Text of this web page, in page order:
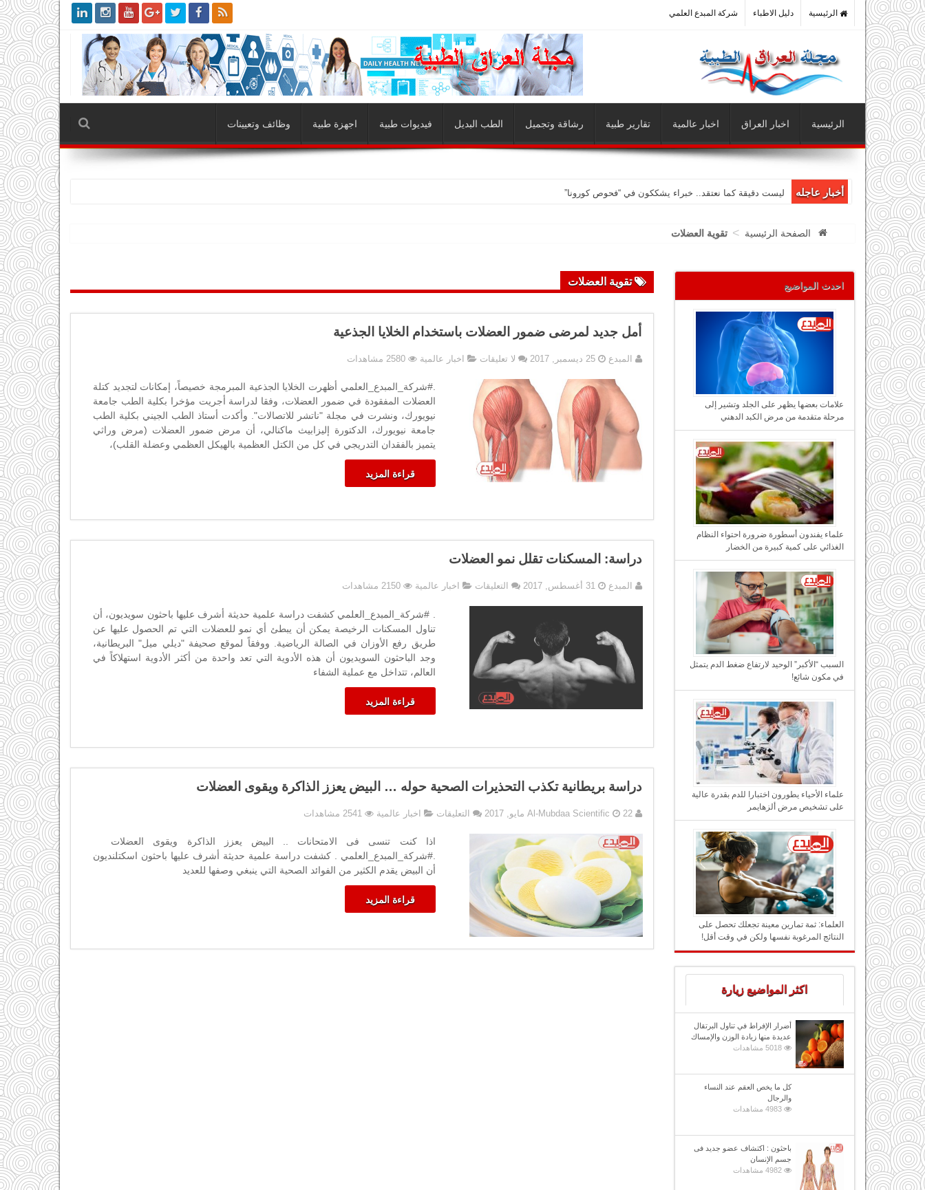
الرئيسية دليل الاطباء شركة المبدع العلمي
الرئيسية اخبار العراق اخبار عالمية تقارير طبية رشاقة وتجميل الطب البديل فيديوات طبية اجهزة طبية وظائف وتعيينات
أخبار عاجله ليست دقيقة كما نعتقد.. خبراء يشككون في “فحوص كورونا”
الصفحة الرئيسية > تقوية العضلات
تقوية العضلات
أمل جديد لمرضى ضمور العضلات باستخدام الخلايا الجذعية
المبدع 25 ديسمبر, 2017 لا تعليقات اخبار عالمية 2580 مشاهدات
.#شركة_المبدع_العلمي أظهرت الخلايا الجذعية المبرمجة خصيصاً، إمكانات لتجديد كتلة
العضلات المفقودة في ضمور العضلات، وفقا لدراسة أجريت مؤخرا بكلية الطب جامعة
نيويورك، ونشرت في مجلة "ناتشر للاتصالات". وأكدت أستاذ الطب الجيني بكلية الطب
جامعة نيويورك، الدكتورة إليزابيث ماكنالي، أن مرض ضمور العضلات (مرض وراثي
يتميز بالفقدان التدريجي في كل من الكتل العظمية بالهيكل العظمي وعضلة القلب)،
قراءة المزيد
دراسة: المسكنات تقلل نمو العضلات
المبدع 31 أغسطس, 2017 التعليقاتعلىاخبار عالمية 2150 مشاهدات
. #شركة_المبدع_العلمي كشفت دراسة علمية حديثة أشرف عليها باحثون سويديون، أن
تناول المسكنات الرخيصة يمكن أن يبطئ أي نمو للعضلات التي تم الحصول عليها عن
طريق رفع الأوزان في الصالة الرياضية. ووفقاً لموقع صحيفة "ديلي ميل" البريطانية،
وجد الباحثون السويديون أن هذه الأدوية التي تعد واحدة من أكثر الأدوية استهلاكاً في
العالم، تتداخل مع عملية الشفاء
قراءة المزيد
دراسة بريطانية تكذب التحذيرات الصحية حوله … البيض يعزز الذاكرة ويقوى العضلات
Al-Mubdaa Scientific 22 مايو, 2017 التعليقاتعلى
بريطانية
تكذب
التحذيرات
الصحية
اخبار عالمية 2541 مشاهدات
اذا كنت تنسى فى الامتحانات .. البيض يعزز الذاكرة ويقوى العضلات
.#شركة_المبدع_العلمي . كشفت دراسة علمية حديثة أشرف عليها باحثون اسكتلنديون
أن البيض يقدم الكثير من الفوائد الصحية التي ينبغي وصفها للعديد
قراءة المزيد
احدث المواضيع
علامات بعضها يظهر على الجلد وتشير إلى
مرحلة متقدمة من مرض الكبد الدهني
علماء يفندون أسطورة ضرورة احتواء النظام
الغذائي على كمية كبيرة من الخضار
السبب “الأكبر” الوحيد لارتفاع ضغط الدم يتمثل
في مكون شائع!
علماء الأحياء يطورون اختبارا للدم بقدرة عالية
على تشخيص مرض ألزهايمر
العلماء: ثمة تمارين معينة تجعلك تحصل على
النتائج المرغوبة نفسها ولكن في وقت أقل!
اكثر المواضيع زيارة
أضرار الإفراط في تناول البرتقال
عديدة منها زيادة الوزن والإمساك
5018 مشاهدات
كل ما يخص العقم عند النساء
والرجال
4983 مشاهدات
باحثون : اكتشاف عضو جديد فى
جسم الإنسان
4982 مشاهدات